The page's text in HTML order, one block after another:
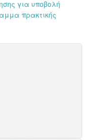
για υποβολή
πρακτικής